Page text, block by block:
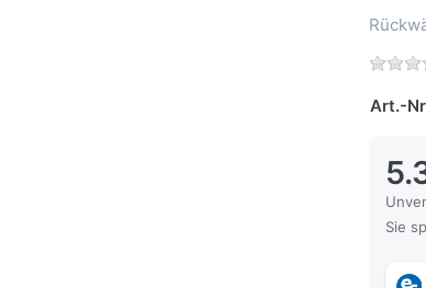
Art.-
Die
Sie